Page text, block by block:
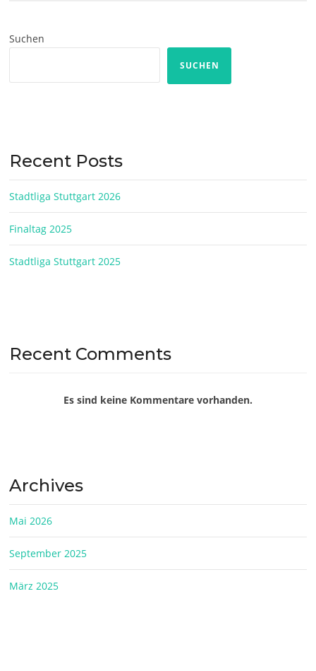
Suchen
SUCHEN
Recent Posts
Stadtliga Stuttgart 2026
Finaltag 2025
Stadtliga Stuttgart 2025
Recent Comments
Es sind keine Kommentare vorhanden.
Archives
Mai 2026
September 2025
März 2025